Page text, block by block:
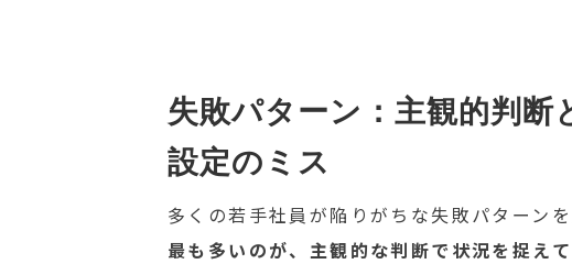
失敗パターン：主観的判断
設定のミス
多くの若手社員が陥りがちな失敗パターンを
最も多いのが、主観的な判断で状況を捉え